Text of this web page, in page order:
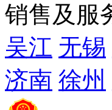
销售及服
吴江 无锡
济南 徐州